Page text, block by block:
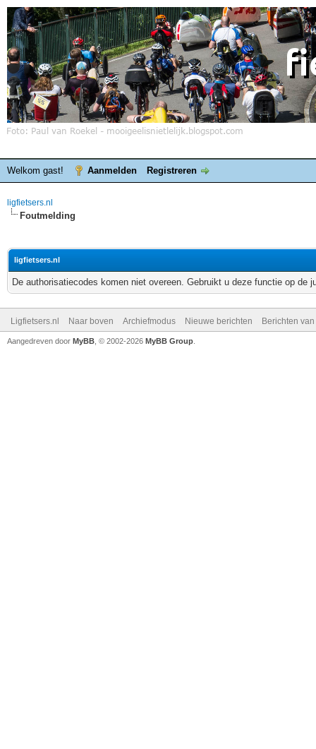
Welkom gast! Aanmelden Registreren
ligfietsers.nl
Foutmelding
ligfietsers.nl
De authorisatiecodes komen niet overeen. Gebruikt u deze functie op de
Ligfietsers.nl Naar boven Archiefmodus Nieuwe berichten Berichten
Aangedreven door MyBB , © 2002-2026 MyBB Group